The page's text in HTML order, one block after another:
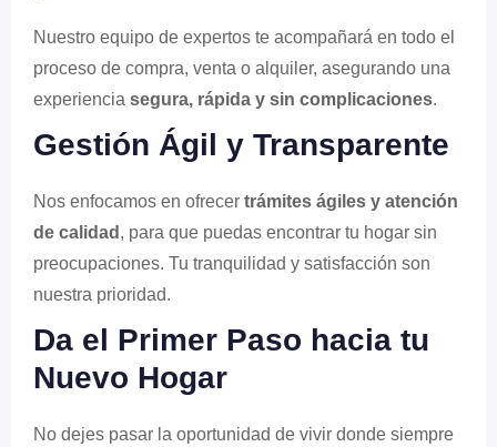
Nuestro equipo de expertos te acompañará en todo el
proceso de compra, venta o alquiler, asegurando una
experiencia segura, rápida y sin complicaciones.
Gestión Ágil y Transparente
Nos enfocamos en ofrecer trámites ágiles y atención
de calidad , para que puedas encontrar tu hogar sin
preocupaciones. Tu tranquilidad y satisfacción son
nuestra prioridad.
Da el Primer Paso hacia tu
Nuevo Hogar
No dejes pasar la oportunidad de vivir donde siempre